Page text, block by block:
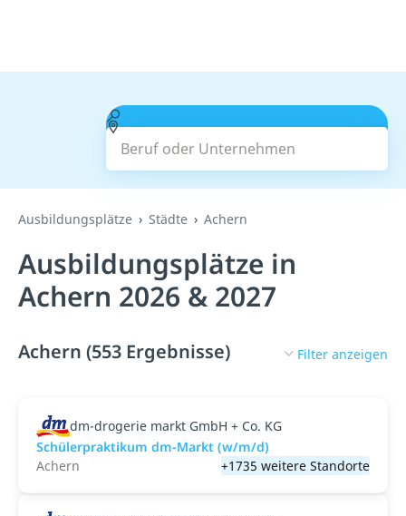
Beruf oder Unternehmen
Suchen
Ausbildungsplätze Städte Achern
Ausbildungsplätze in
Achern 2026 & 2027
Achern (553 Ergebnisse) Filter anzeigen
dm-drogerie markt GmbH + Co. KG
Schülerpraktikum dm-Markt (w/m/d)
Achern
+1735 weitere Standorte